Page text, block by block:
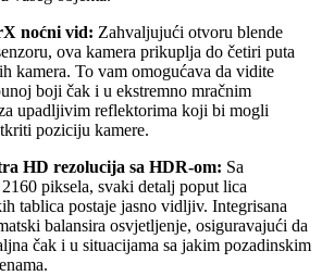
noćni vid: Zahvaljujući otvoru blende
ova kamera prikuplja do četiri puta
kamera. To vam omogućava da vidite
boji čak i u ekstremno mračnim
upadljivim reflektorima koji bi mogli
poziciju kamere.
HD rezolucija sa HDR-om: Sa
piksela, svaki detalj poput lica
tablica postaje jasno vidljiv. Integrisana
balansira osvjetljenje, osiguravajući da
čak i u situacijama sa jakim pozadinskim